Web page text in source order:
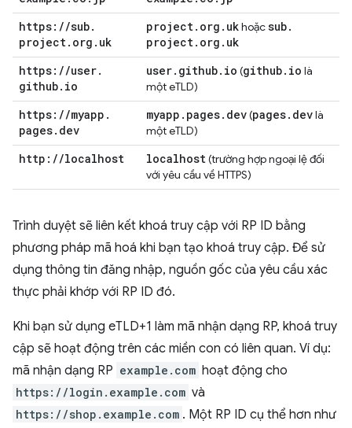
https: //sub.
project. org . uk
project. org . ukhoặcsub.
project. org . uk
https: //user.
github. io
user. github. io (github. io là
một eTLD)
https: //myapp .
pages. dev
myapp . pages. dev(pages. devlà
một eTLD)
http: //localhost localhost(trường hợp ngoại lệ đối
với yêu cầu về HTTPS)
Trình duyệt sẽ liên kết khoá truy cập với RP ID bằng
phương pháp mã hoá khi bạn tạo khoá truy cập. Để sử
dụng thông tin đăng nhập, nguồn gốc của yêu cầu xác
thực phải khớp với RP ID đó.
Khi bạn sử dụng eTLD+1 làm mã nhận dạng RP, khoá truy
cập sẽ hoạt động trên các miền con có liên quan. Ví dụ:
mã nhận dạng RP example.com hoạt động cho
https://login.example.com và
https://shop.example.com . Một RP ID cụ thể hơn như